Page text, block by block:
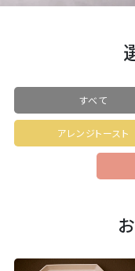
すべて
アレンジトースト